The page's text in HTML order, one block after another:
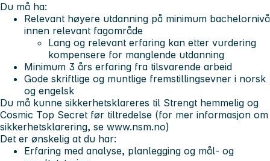
Du må ha:
Relevant høyere utdanning på minimum bachelornivå
innen relevant fagområde
Lang og relevant erfaring kan etter vurdering
kompensere for manglende utdanning
Minimum 3 års erfaring fra tilsvarende arbeid
Gode skriftlige og muntlige fremstillingsevner i norsk
og engelsk
Du må kunne sikkerhetsklareres til Strengt hemmelig og
Cosmic Top Secret før tiltredelse (for mer informasjon om
sikkerhetsklarering, se www.nsm.no)
Det er ønskelig at du har:
Erfaring med analyse, planlegging og mål- og